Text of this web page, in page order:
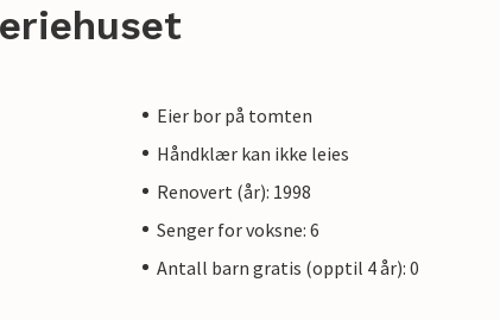
Eier bor på tomten
Håndklær kan ikke leies
Renovert (år): 1998
Senger for voksne: 6
Antall barn gratis (opptil 4 år): 0